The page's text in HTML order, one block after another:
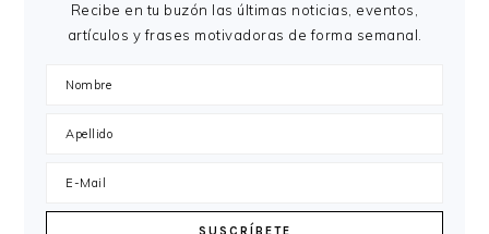
Recibe en tu buzón las últimas noticias, eventos,
artículos y frases motivadoras de forma semanal.